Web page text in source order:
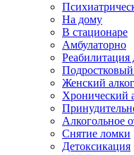
На дому
В стационаре
Амбулаторно
Реабилитация
Женский
Хронический
Алкогольное
Снятие ломки
Детоксикация